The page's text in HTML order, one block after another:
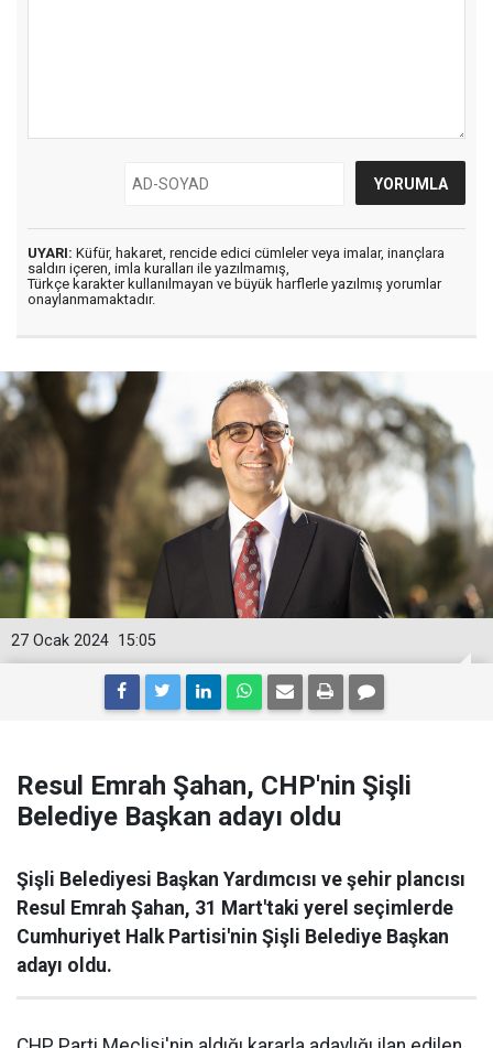
UYARI: Küfür, hakaret, rencide edici cümleler veya imalar, inançlara
saldırı içeren, imla kuralları ile yazılmamış,
Türkçe karakter kullanılmayan ve büyük harflerle yazılmış yorumlar
onaylanmamaktadır.
15:05
27 Ocak 2024
Resul Emrah Şahan, CHP'nin Şişli
Belediye Başkan adayı oldu
Şişli Belediyesi Başkan Yardımcısı ve şehir plancısı
Resul Emrah Şahan, 31 Mart'taki yerel seçimlerde
Cumhuriyet Halk Partisi'nin Şişli Belediye Başkan
adayı oldu.